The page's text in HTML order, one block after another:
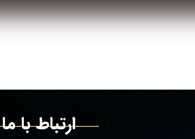
ارتباط با ما